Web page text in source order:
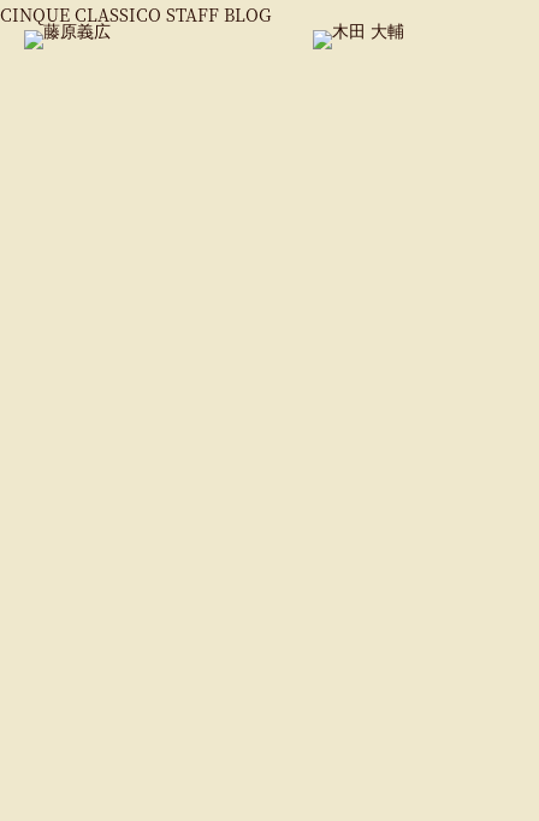
CINQUE CLASSICO STAFF BLOG